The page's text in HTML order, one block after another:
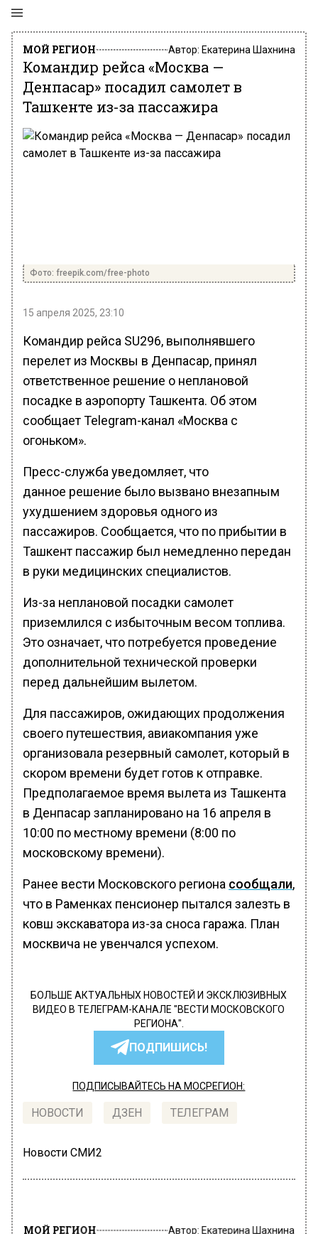
МОЙ РЕГИОН Автор: Екатерина Шахнина
Командир рейса «Москва —
Денпасар» посадил самолет в
Ташкенте из-за пассажира
Фото: freepik.com/free-photo
15 апреля 2025, 23:10
Командир рейса SU296, выполнявшего
перелет из Москвы в Денпасар, принял
ответственное решение о неплановой
посадке в аэропорту Ташкента. Об этом
сообщает Telegram-канал «Москва с
огоньком».
Пресс-служба уведомляет, что
данное решение было вызвано внезапным
ухудшением здоровья одного из
пассажиров. Сообщается, что по прибытии в
Ташкент пассажир был немедленно передан
в руки медицинских специалистов.
Из-за неплановой посадки самолет
приземлился с избыточным весом топлива.
Это означает, что потребуется проведение
дополнительной технической проверки
перед дальнейшим вылетом.
Для пассажиров, ожидающих продолжения
своего путешествия, авиакомпания уже
организовала резервный самолет, который в
скором времени будет готов к отправке.
Предполагаемое время вылета из Ташкента
в Денпасар запланировано на 16 апреля в
10:00 по местному времени (8:00 по
московскому времени).
Ранее вести Московского региона сообщали,
что в Раменках пенсионер пытался залезть в
ковш экскаватора из-за сноса гаража. План
москвича не увенчался успехом.
БОЛЬШЕ АКТУАЛЬНЫХ НОВОСТЕЙ И ЭКСКЛЮЗИВНЫХ
ВИДЕО В ТЕЛЕГРАМ-КАНАЛЕ "ВЕСТИ МОСКОВСКОГО
РЕГИОНА".
ПОДПИШИСЬ!
ПОДПИСЫВАЙТЕСЬ НА МОСРЕГИОН:
НОВОСТИ ДЗЕН ТЕЛЕГРАМ
Новости СМИ2
МОЙ РЕГИОН Автор: Екатерина Шахнина